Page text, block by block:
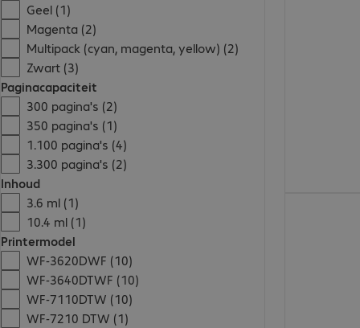
Geel (1)
Magenta (2)
Multipack (cyan, magenta, yellow) (2)
Zwart (3)
Paginacapaciteit
300 pagina's (2)
350 pagina's (1)
1.100 pagina's (4)
3.300 pagina's (2)
Inhoud
3.6 ml (1)
10.4 ml (1)
Printermodel
WF-3620DWF (10)
WF-3640DTWF (10)
WF-7110DTW (10)
WF-7210 DTW (1)